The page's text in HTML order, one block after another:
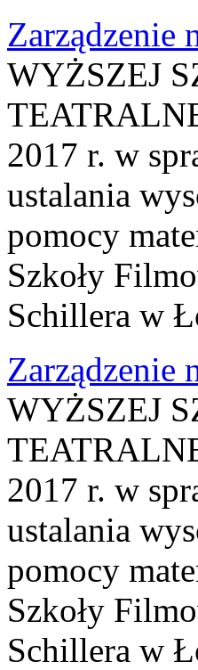
Zarządzenie
WYŻSZEJ
2017 r. w
ustalania
pomocy
Szkoły
Schillera w
Zarządzenie
WYŻSZEJ
2017 r. w
ustalania
pomocy
Szkoły
Schillera w